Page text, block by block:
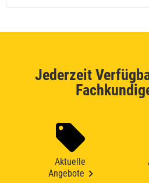
Jederzeit
Aktuelle
Angebote